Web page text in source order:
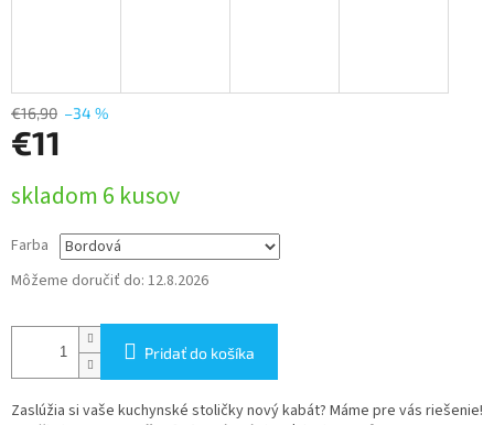
€16,90 –34 %
€11
cena:
skladom 6 kusov
Farba
Môžeme doručiť do: 12.8.2026
Pridať do košíka
Zaslúžia si vaše kuchynské stoličky nový kabát? Máme pre vás riešenie!